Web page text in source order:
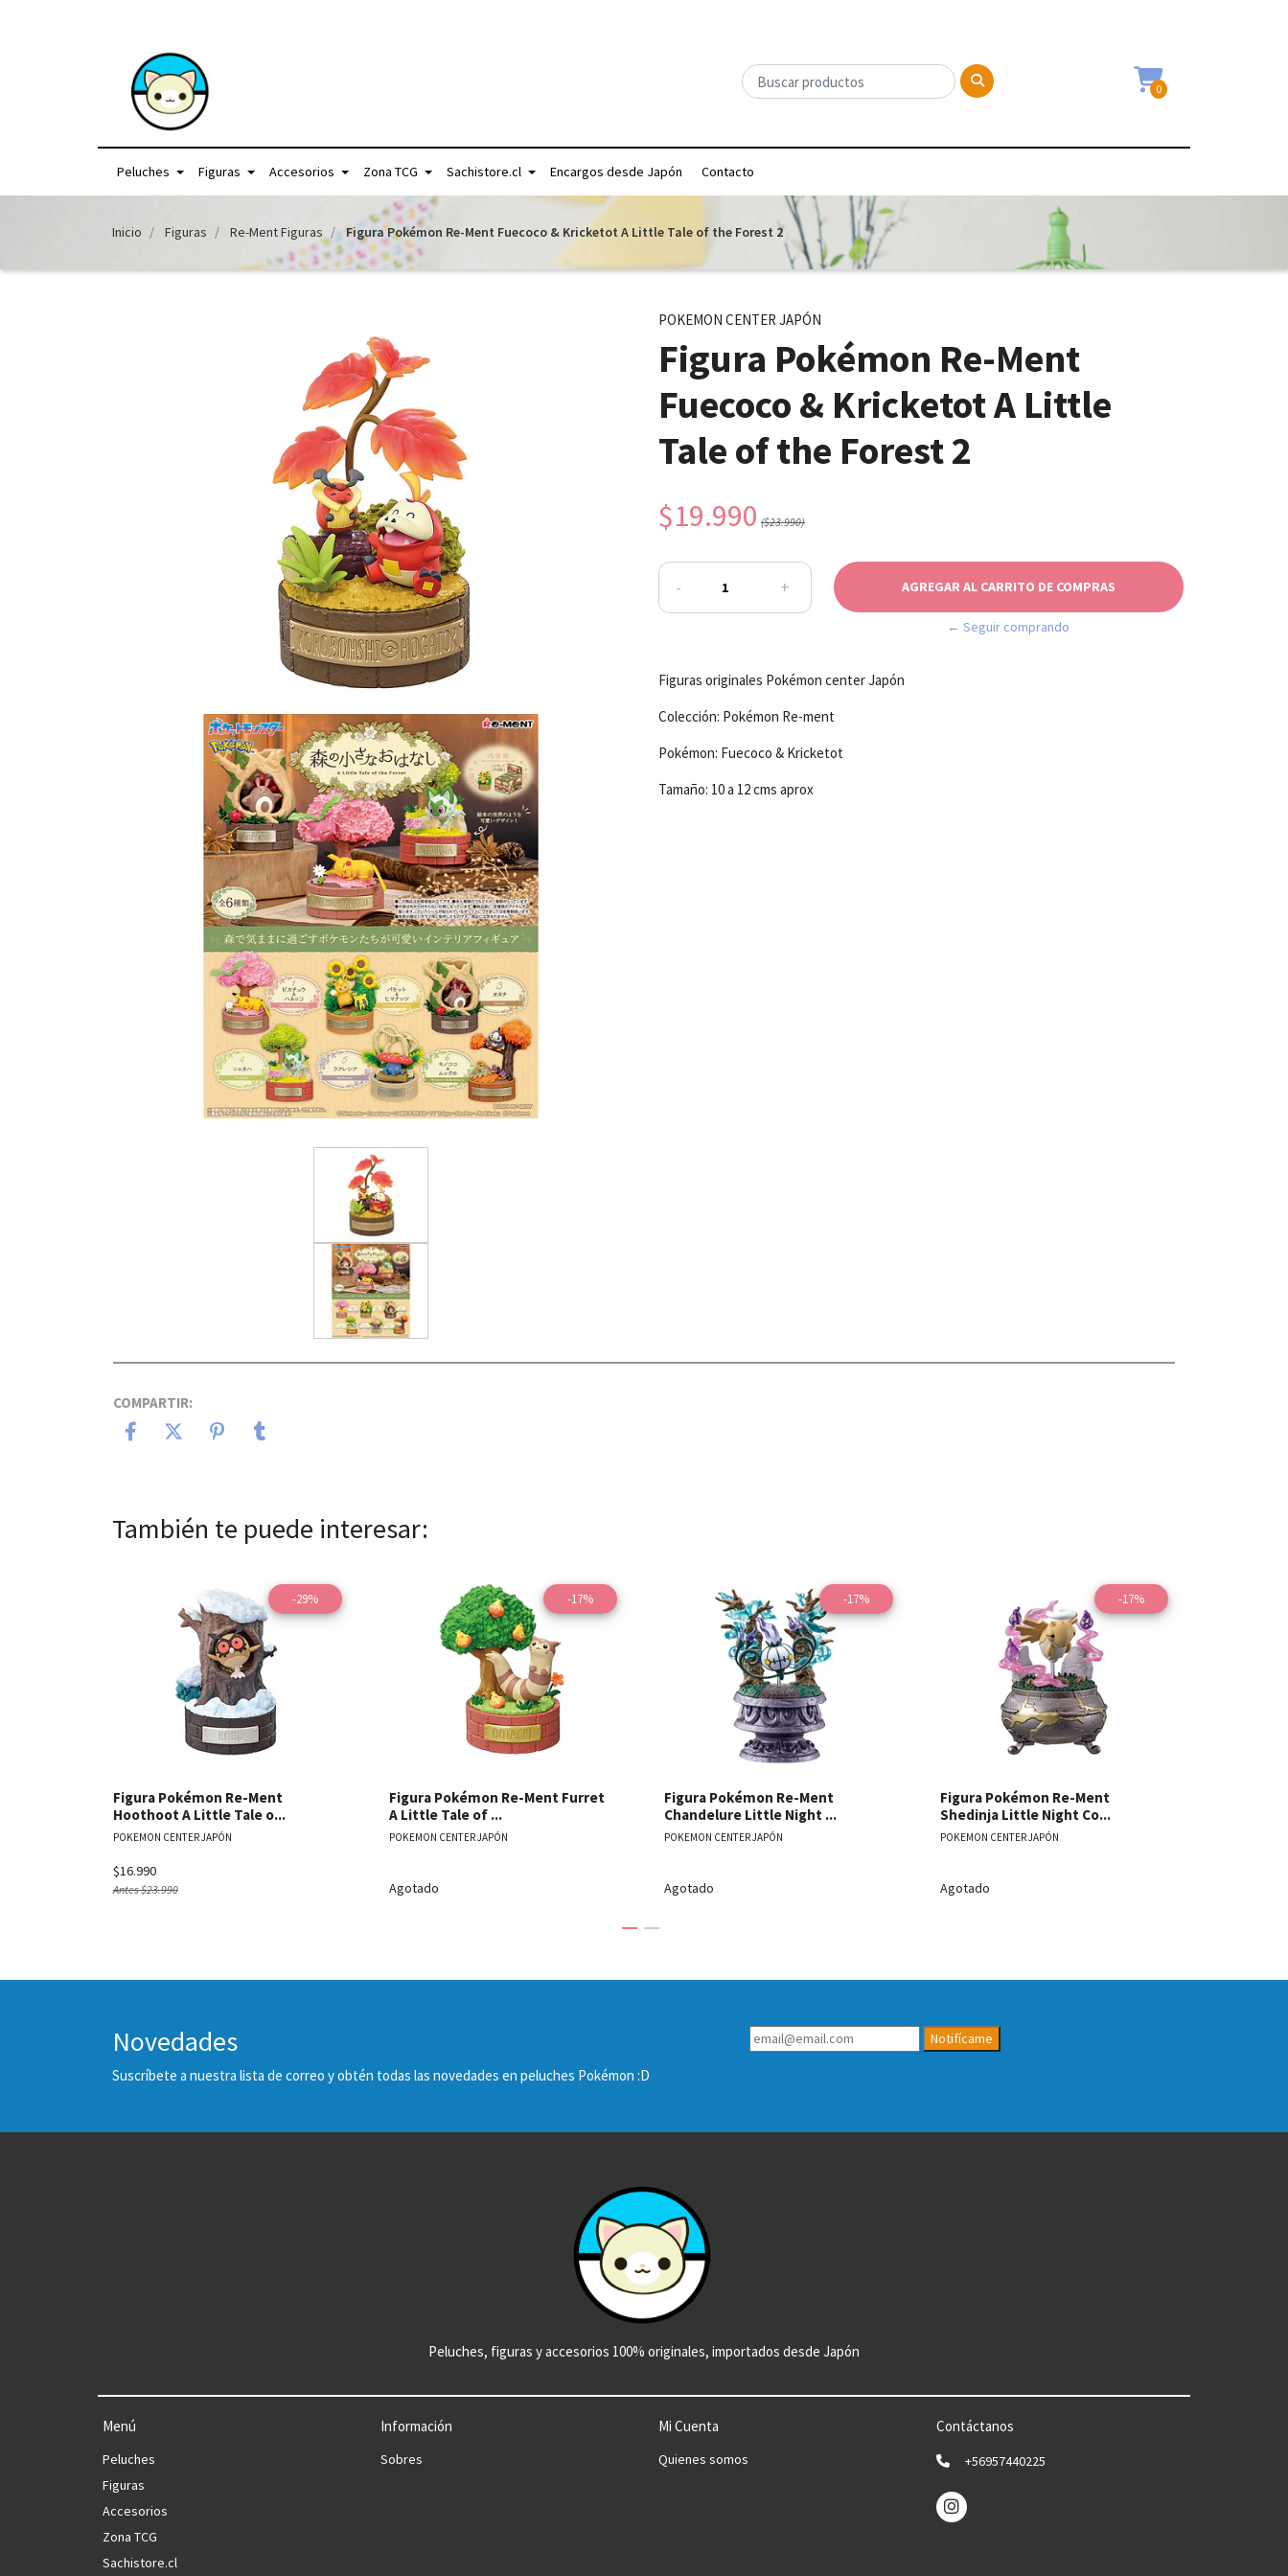
0
Peluches Figuras Accesorios Zona TCG Sachistore.cl Encargos desde Japón Contacto
Inicio Figuras Re-Ment Figuras Figura Pokémon Re-Ment Fuecoco & Kricketot A Little Tale of the Forest 2
POKEMON CENTER JAPÓN
Figura Pokémon Re-Ment
Fuecoco & Kricketot A Little
Tale of the Forest 2
$19.990 ($23.990)
- +
← Seguir comprando
Figuras originales Pokémon center Japón
Colección: Pokémon Re-ment
Pokémon: Fuecoco & Kricketot
Tamaño: 10 a 12 cms aprox
COMPARTIR:
También te puede interesar:
-29%
Ver detalles
Figura Pokémon Re-Ment
Hoothoot A Little Tale o...
POKEMON CENTER JAPÓN
$16.990
Antes$23.990
-17%
Ver detalles
Figura Pokémon Re-Ment Furret
A Little Tale of ...
POKEMON CENTER JAPÓN
Agotado
-17%
Ver detalles
Figura Pokémon Re-Ment
Chandelure Little Night ...
POKEMON CENTER JAPÓN
Agotado
-17%
Ver detalles
Figura Pokémon Re-Ment
Shedinja Little Night Co...
POKEMON CENTER JAPÓN
Agotado
Novedades
Suscríbete a nuestra lista de correo y obtén todas las novedades en peluches Pokémon :D
Notifícame
Peluches, figuras y accesorios 100% originales, importados desde Japón
Menú
Peluches
Figuras
Accesorios
Zona TCG
Sachistore.cl
Información
Sobres
Mi Cuenta
Quienes somos
Contáctanos
+56957440225